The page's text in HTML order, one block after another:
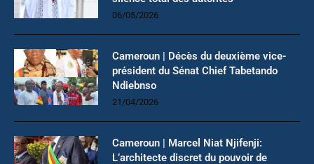
06/05/2026
Cameroun | Décès du deuxième vice-
président du Sénat Chief Tabetando
Ndiebnso
21/04/2026
Cameroun | Marcel Niat Njifenji:
L’architecte discret du pouvoir de